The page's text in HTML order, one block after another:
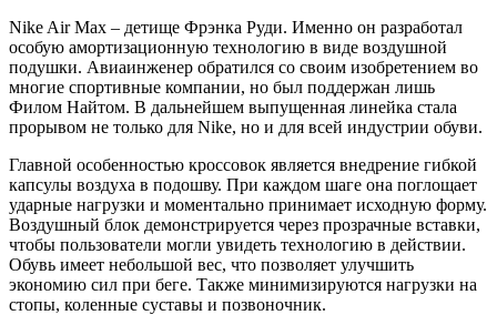
Nike Air Max – детище Фрэнка Руди. Именно он разработал
особую амортизационную технологию в виде воздушной
подушки. Авиаинженер обратился со своим изобретением во
многие спортивные компании, но был поддержан лишь
Филом Найтом. В дальнейшем выпущенная линейка стала
прорывом не только для Nike, но и для всей индустрии обуви.
Главной особенностью кроссовок является внедрение гибкой
капсулы воздуха в подошву. При каждом шаге она поглощает
ударные нагрузки и моментально принимает исходную форму.
Воздушный блок демонстрируется через прозрачные вставки,
чтобы пользователи могли увидеть технологию в действии.
Обувь имеет небольшой вес, что позволяет улучшить
экономию сил при беге. Также минимизируются нагрузки на
стопы, коленные суставы и позвоночник.